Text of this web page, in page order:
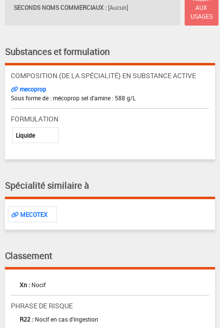
SECONDS NOMS COMMERCIAUX : [Aucun]
AUX
USAGES
Substances et formulation
COMPOSITION (DE LA SPÉCIALITÉ) EN SUBSTANCE ACTIVE
mecoprop
Sous forme de : mécoprop sel d'amine : 588 g/L
FORMULATION
Liquide
Spécialité similaire à
MECOTEX
Classement
Xn : Nocif
PHRASE DE RISQUE
R22 : Nocif en cas d'ingestion